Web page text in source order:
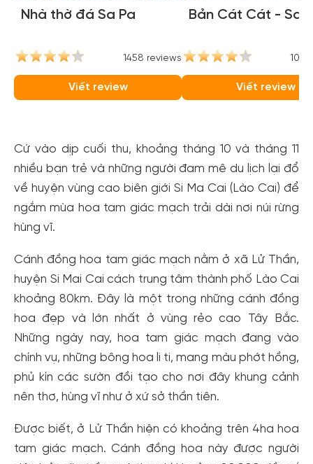
Nhà thờ đá Sa Pa
1458 reviews
Viết review
Bản Cát Cát -
Viết review
Cứ vào dịp cuối thu, khoảng tháng 10 và tháng 11
nhiều bạn trẻ và những người đam mê du lịch lại đổ
về huyện vùng cao biên giới Si Ma Cai (Lào Cai) để
ngắm mùa hoa tam giác mạch trải dài nơi núi rừng
hùng vĩ.
Cánh đồng hoa tam giác mạch nằm ở xã Lử Thần,
huyện Si Mai Cai cách trung tâm thành phố Lào Cai
khoảng 80km. Đây là một trong những cánh đồng
hoa đẹp và lớn nhất ở vùng rẻo cao Tây Bắc.
Những ngày nay, hoa tam giác mạch đang vào
chính vụ, những bông hoa li ti, mang màu phớt hồng,
phủ kín các sườn đồi tạo cho nơi đây khung cảnh
nên thơ, hùng vĩ như ở xứ sở thần tiên.
Được biết, ở Lử Thần hiện có khoảng trên 4ha hoa
tam giác mạch. Cánh đồng hoa này được người